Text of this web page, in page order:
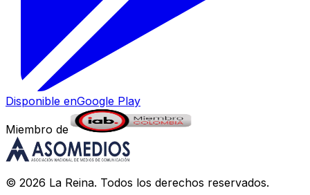
Disponible enGoogle Play
Miembro de
© 2026 La Reina. Todos los derechos reservados.